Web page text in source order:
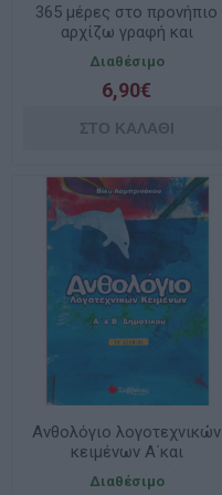
365 μέρες στο προνήπιο
αρχίζω γραφή και
ανάγνωση
Διαθέσιμο
6,90€
Ανθολόγιο λογοτεχνικών
κειμένων Α΄και
Β΄Δημοτικού
Διαθέσιμο